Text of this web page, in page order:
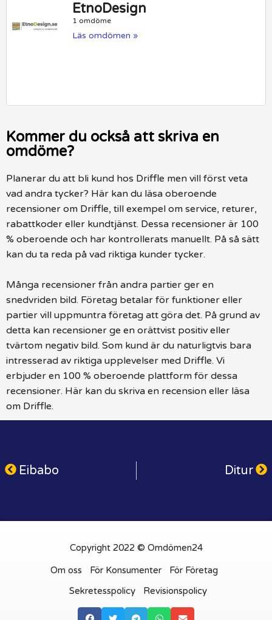
EtnoDesign
1 omdöme
Läs omdömen »
Kommer du också att skriva en
omdöme?
Planerar du att bli kund hos Driffle men vill först veta
vad andra tycker? Här kan du läsa oberoende
recensioner om Driffle, till exempel om service, returer,
rabattkoder eller kundtjänst. Dessa recensioner är 100
% oberoende och har kontrollerats manuellt. På så sätt
kan du ta reda på vad riktiga kunder tycker.
Många recensioner från andra partier ger en
snedvriden bild. Företag betalar för funktioner eller
partier vill uppmuntra företag att göra det. På grund av
detta kan recensioner ge en orättvist positiv eller
tvärtom negativ bild. Som kund är du naturligtvis bara
intresserad av riktiga upplevelser med Driffle. Vi
erbjuder en 100 % oberoende plattform för dessa
recensioner. Här kan du skriva en recension eller läsa
om Driffle.
Eibabo Ditur
Copyright 2022 © Omdömen24
Om oss För Konsumenter
För Företag
Sekretesspolicy
Revisionspolicy